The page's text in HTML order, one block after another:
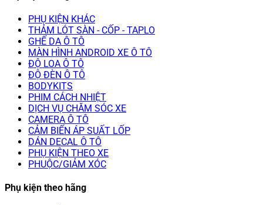
PHỤ KIỆN KHÁC
THẢM LÓT SÀN - CỐP - TAPLO
GHẾ DA Ô TÔ
MÀN HÌNH ANDROID XE Ô TÔ
ĐỘ LOA Ô TÔ
ĐỘ ĐÈN Ô TÔ
BODYKITS
PHIM CÁCH NHIỆT
DỊCH VỤ CHĂM SÓC XE
CAMERA Ô TÔ
CẢM BIẾN ÁP SUẤT LỐP
DÁN DECAL Ô TÔ
PHỤ KIỆN THEO XE
PHUỘC/GIẢM XÓC
Phụ kiện theo hãng